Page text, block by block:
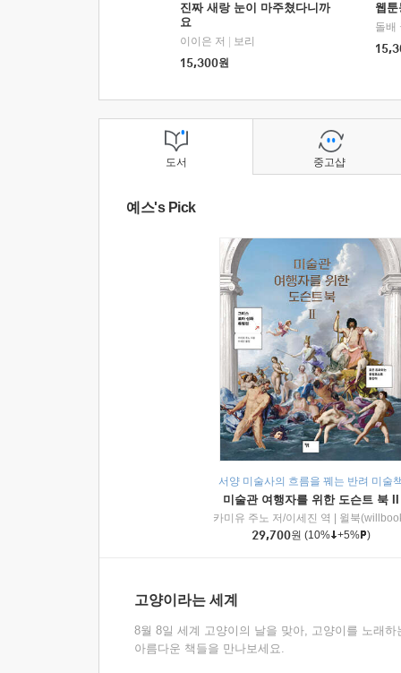
진짜 새랑 눈이 마주쳤다니까
요
이이은 저
보리
15,300원
웹
돌배
도서
예스's Pick
서양 미술사의 흐름을 꿰는 반려 미술
미술관 여행자를 위한 도슨트 북 II
카미유 주노 저/이세진 역
윌북
29,700원 (10% +5% )
고양이라는 세계
8월 8일 세계 고양이의 날을 맞아, 고양이를 노래하
아름다운 책들을 만나보세요.
중고샵